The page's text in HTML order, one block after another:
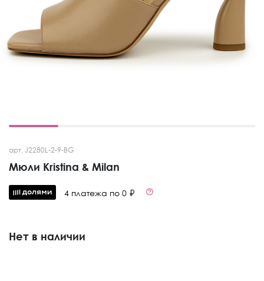
арт. J2280L-2-9-BG
Мюли Kristina & Milan
4 платежа по 0 ₽
Нет в наличии